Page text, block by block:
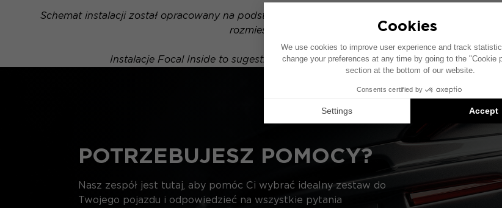
Schemat instalacji został opracowany na podstawie pojazdu wyposażonego w fabryczny
rozmieszczenie elementów przedstawionych na
Instalacje Focal Inside to sugestie kompatybilnych produktów: każdy element
POTRZEBUJESZ POMOCY?
Nasz zespół jest tutaj, aby pomóc Ci wybrać idealny zestaw do
Twojego pojazdu i odpowiedzieć na wszystkie pytania